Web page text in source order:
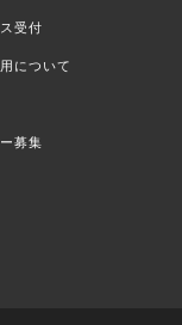
受付
について
募集